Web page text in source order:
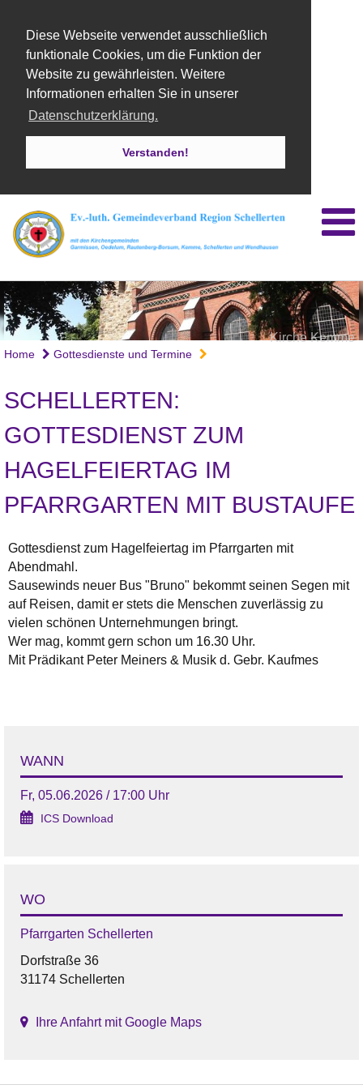
Diese Webseite verwendet ausschließlich
funktionale Cookies, um die Funktion der
Website zu gewährleisten. Weitere
Informationen erhalten Sie in unserer
Datenschutzerklärung.
Verstanden!
Kirche Kemme
Home Gottesdienste und Termine
SCHELLERTEN:
GOTTESDIENST ZUM
HAGELFEIERTAG IM
PFARRGARTEN MIT BUSTAUFE
Gottesdienst zum Hagelfeiertag im Pfarrgarten mit
Abendmahl.
Sausewinds neuer Bus "Bruno" bekommt seinen Segen mit
auf Reisen, damit er stets die Menschen zuverlässig zu
vielen schönen Unternehmungen bringt.
Wer mag, kommt gern schon um 16.30 Uhr.
Mit Prädikant Peter Meiners & Musik d. Gebr. Kaufmes
WANN
Fr, 05.06.2026 / 17:00 Uhr
ICS Download
WO
Pfarrgarten Schellerten
Dorfstraße 36
31174 Schellerten
Ihre Anfahrt mit Google Maps